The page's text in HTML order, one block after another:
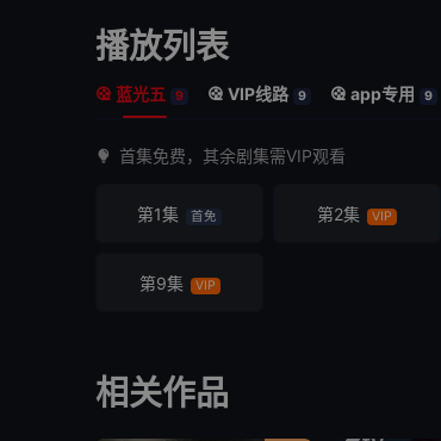
播放列表
蓝光五 9 VIP线路 9 app专用 9
首集免费，其余剧集需VIP观看
第1集 首免 第2集 VIP
第9集 VIP
相关作品